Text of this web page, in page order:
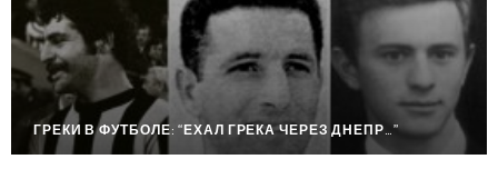
ГРЕКИ В ФУТБОЛЕ: “ЕХАЛ ГРЕКА ЧЕРЕЗ ДНЕПР…”